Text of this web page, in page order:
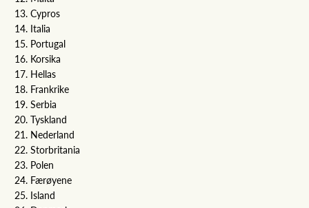
Cypros
Italia
Portugal
Korsika
Hellas
Frankrike
Serbia
Tyskland
Nederland
Storbritania
Polen
Færøyene
Island